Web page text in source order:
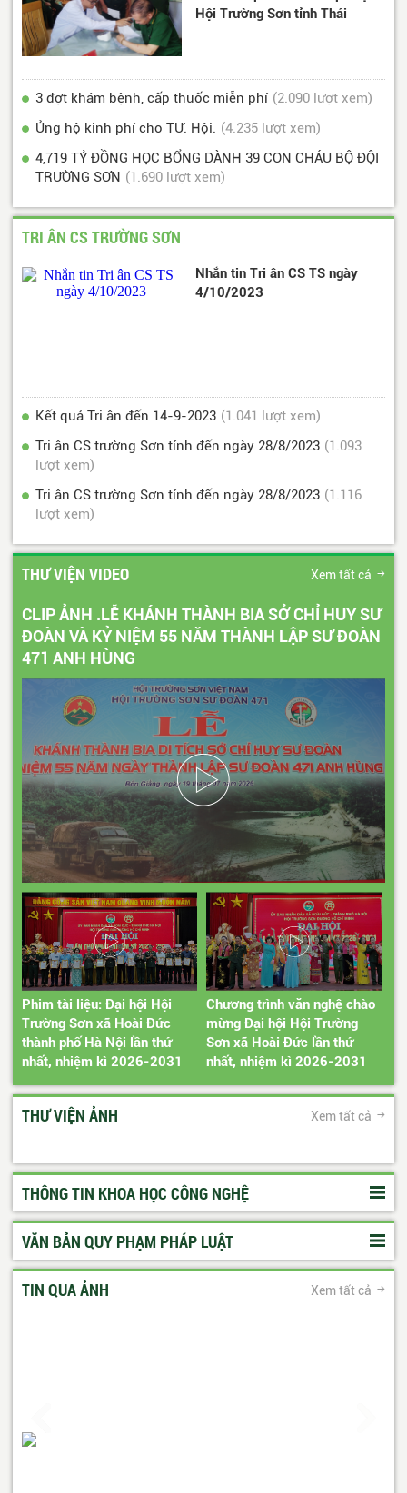
Hội Trường Sơn tỉnh Thái
3 đợt khám bệnh, cấp thuốc miễn phí (2.090 lượt xem)
Ủng hộ kinh phí cho TƯ. Hội. (4.235 lượt xem)
4,719 TỶ ĐỒNG HỌC BỔNG DÀNH 39 CON CHÁU BỘ ĐỘI
TRƯỜNG SƠN (1.690 lượt xem)
TRI ÂN CS TRƯỜNG SƠN
Nhắn tin Tri ân CS TS ngày
4/10/2023
Kết quả Tri ân đến 14-9-2023 (1.041 lượt xem)
Tri ân CS trường Sơn tính đến ngày 28/8/2023 (1.093
lượt xem)
Tri ân CS trường Sơn tính đến ngày 28/8/2023 (1.116
lượt xem)
THƯ VIỆN VIDEO Xem tất cả
CLIP ẢNH .LỄ KHÁNH THÀNH BIA SỞ CHỈ HUY SƯ
ĐOÀN VÀ KỶ NIỆM 55 NĂM THÀNH LẬP SƯ ĐOÀN
471 ANH HÙNG
Phim tài liệu: Đại hội Hội
Trường Sơn xã Hoài Đức
thành phố Hà Nội lần thứ
nhất, nhiệm kì 2026-2031
Chương trình văn nghệ chào
mừng Đại hội Hội Trường
Sơn xã Hoài Đức lần thứ
nhất, nhiệm kì 2026-2031
THƯ VIỆN ẢNH Xem tất cả
THÔNG TIN KHOA HỌC CÔNG NGHỆ
VĂN BẢN QUY PHẠM PHÁP LUẬT
TIN QUA ẢNH Xem tất cả